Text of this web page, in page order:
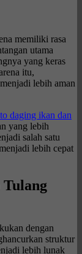
memiliki rasa
utama
yang keras
itu,
lebih aman
daging ikan dan
yang lebih
salah satu
lebih cepat
Tulang
dengan
struktur
lebih lunak